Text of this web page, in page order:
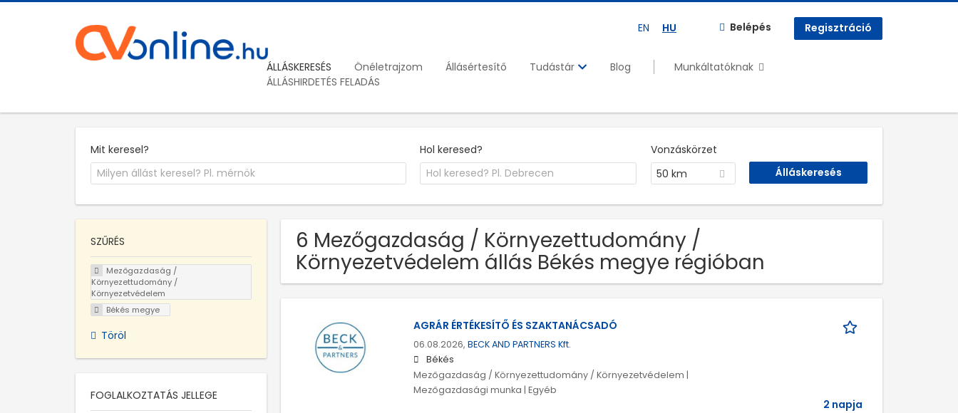
EN HU Belépés Regisztráció
ÁLLÁSKERESÉS Önéletrajzom Állásértesítő Tudástár Blog
Munkáltatóknak
ÁLLÁSHIRDETÉS FELADÁS
Mit keresel? Hol keresed?
Vonzáskörzet
50 km
6 Mezőgazdaság / Környezettudomány /
Környezetvédelem állás Békés megye régióban
AGRÁR ÉRTÉKESÍTŐ ÉS SZAKTANÁCSADÓ
06.08.2026, BECK AND PARTNERS Kft.
Békés
Mezőgazdaság / Környezettudomány / Környezetvédelem |
Mezőgazdasági munka | Egyéb
2 napja
SZŰRÉS
Mezőgazdaság /
Környezettudomány /
Környezetvédelem
Békés megye
Töröl
FOGLALKOZTATÁS JELLEGE